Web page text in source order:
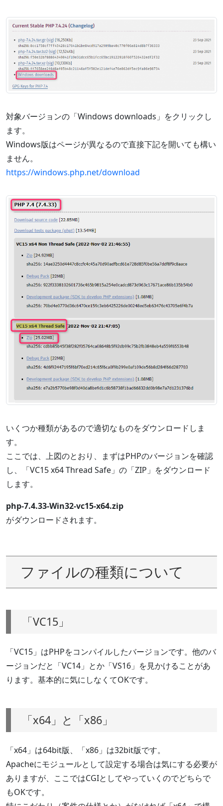
対象バージョンの「Windows downloads」をクリックし
ます。
Windows版はページが異なるので直接下記を開いても構い
ません。
https://windows.php.net/download
いくつか種類があるので適切なものをダウンロードしま
す。
ここでは、上図のとおり、まずはPHPのバージョンを確認
し、「VC15 x64 Thread Safe」の「ZIP」をダウンロード
します。
php-7.4.33-Win32-vc15-x64.zip
がダウンロードされます。
ファイルの種類について
「VC15」
「VC15」はPHPをコンパイルしたバージョンです。他のバ
ージョンだと「VC14」とか「VS16」を見かけることがあ
ります。基本的に気にしなくてOKです。
「x64」と「x86」
「x64」は64bit版、「x86」は32bit版です。
Apacheにモジュールとして設定する場合は気にする必要が
ありますが、ここではCGIとしてやっていくのでどちらで
もOKです。